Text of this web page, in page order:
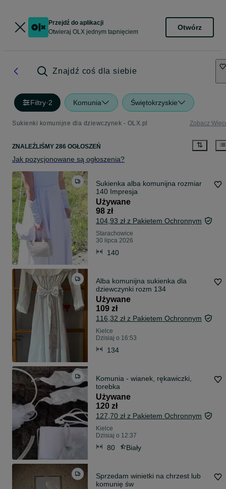
Przejdź do aplikacji
Otwieraj OLX jednym tapnięciem
Otwórz
Znajdź coś dla siebie
Filtry·2 Komunia Świętokrzyskie
Sukienki komunijne dla dziewczynek - OLX.pl Zobacz
ZNALEŹLIŚMY 286 OGŁOSZEŃ
Jak pozycjonowane są ogłoszenia?
Sukienka alba komunijna rozmiar
140 Impresja
Używane
98 zł
104,93 zł z Pakietem Ochronnym
Starachowice
30 lipca 2026
140
Alba komunijna sukienka dla
dziewczynki rozm 134
Używane
109 zł
116,32 zł z Pakietem Ochronnym
Kielce
Dzisiaj o 16:53
134
Komunia - wianek, rękawiczki,
torebka
Używane
120 zł
127,70 zł z Pakietem Ochronnym
Kielce
Dzisiaj o 12:37
80 Biały
Sprzedam winietki na chrzest lub
komunię św